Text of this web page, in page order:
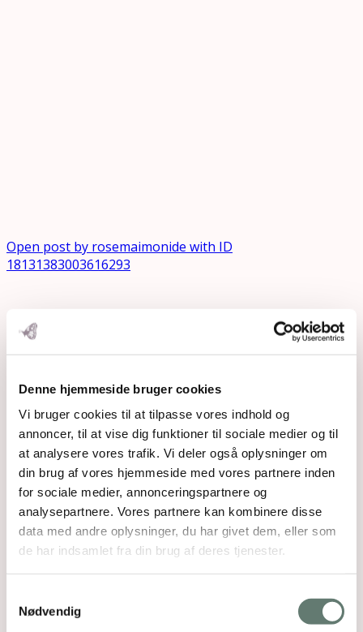
Denne hjemmeside bruger cookies
Vi bruger cookies til at tilpasse vores indhold og
annoncer, til at vise dig funktioner til sociale medier og til
at analysere vores trafik. Vi deler også oplysninger om
din brug af vores hjemmeside med vores partnere inden
for sociale medier, annonceringspartnere og
analysepartnere. Vores partnere kan kombinere disse
data med andre oplysninger, du har givet dem, eller som
de har indsamlet fra din brug af deres tjenester.
Nødvendig
Open post by rosemaimonide with ID
18131383003616293